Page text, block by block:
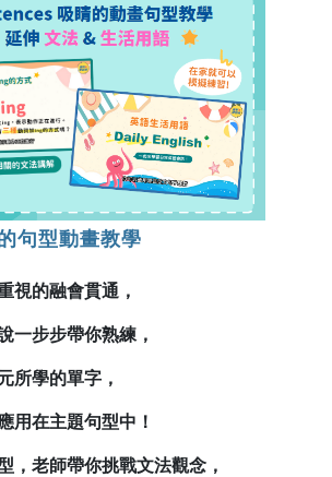
句型動畫教學
視的融會貫通，
一步步帶你熟練，
所學的單字，
用在主題句型中！
，老師帶你挑戰文法觀念，